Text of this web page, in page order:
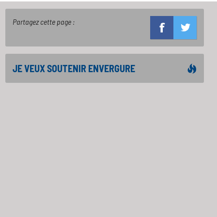
Partagez cette page :
JE VEUX SOUTENIR ENVERGURE